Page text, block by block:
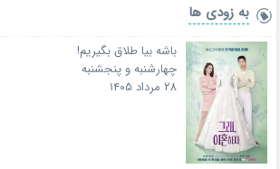
به زودی ها
باشه بیا طلاق بگیریم!
چهارشنبه و پنجشنبه
۲۸ مرداد ۱۴۰۵